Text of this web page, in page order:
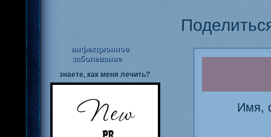
инфекционное
заболевание
знаете, как меня лечить?
Имя,